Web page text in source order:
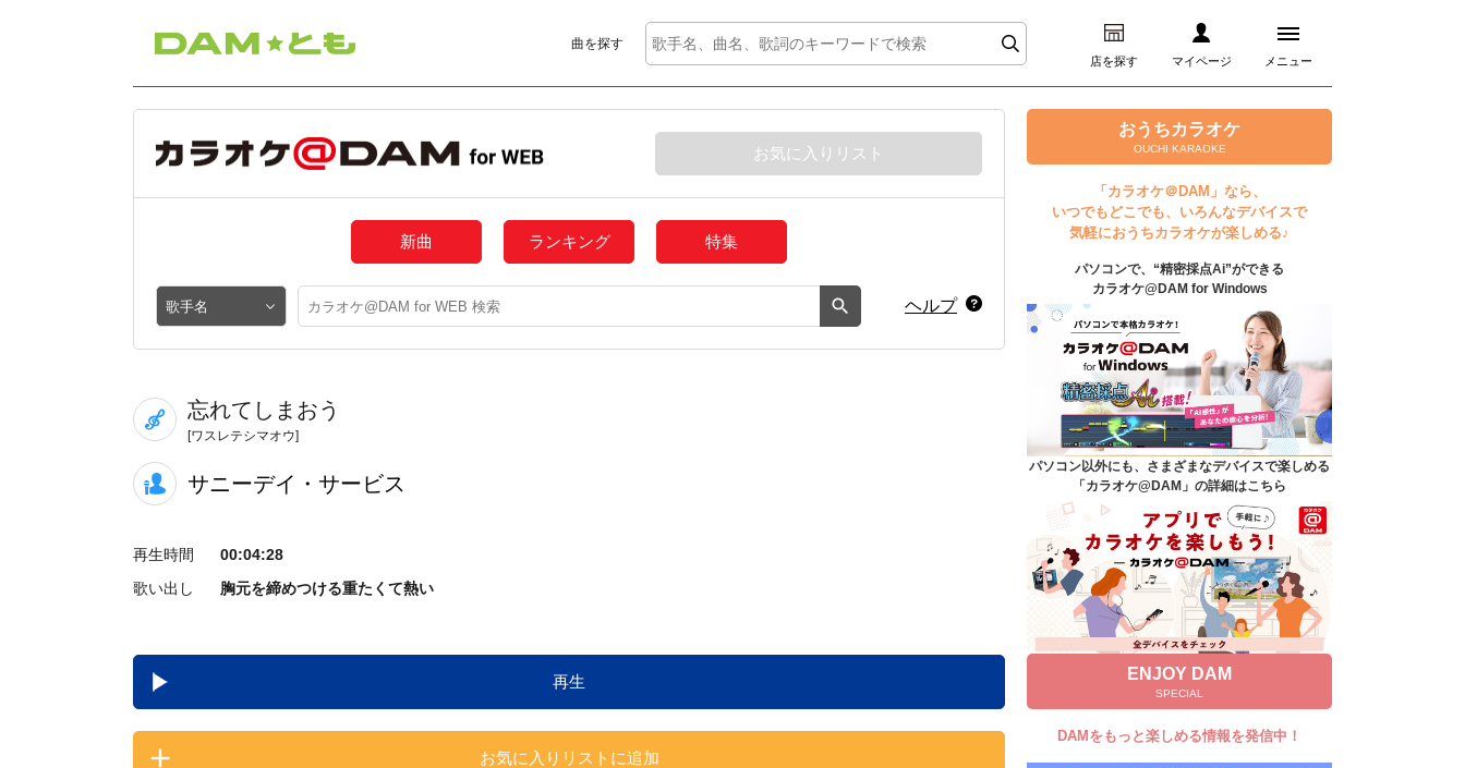
曲を探す
店を探す マイページ メニュー
ログイン
マイページ
プレミアムサービス
DAM★とも動画
DAM★とも録音
カラオケ＠DAM
ユーザー検索
キャンペーン
よくあるご質問
DAMの新曲・ランキングなど
カラオケ最新情報をチェック！
お気に入りリスト
新曲 ランキング 特集
ヘルプ
忘れてしまおう
[ワスレテシマオウ]
サニーデイ・サービス
再生時間
00:04:28
歌い出し
胸元を締めつける重たくて熱い
再生
お気に入りリストに追加
おうちカラオケ
OUCHI KARAOKE
「カラオケ＠DAM」なら、
いつでもどこでも、いろんなデバイスで
気軽におうちカラオケが楽しめる♪
パソコンで、“精密採点Ai”ができる
カラオケ@DAM for Windows
パソコン以外にも、さまざまなデバイスで楽しめる
「カラオケ@DAM」の詳細はこちら
ENJOY DAM
SPECIAL
DAMをもっと楽しめる情報を発信中！